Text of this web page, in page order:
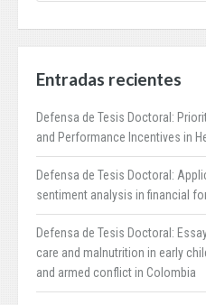
Entradas recientes
Defensa de Tesis Doctoral:
and Performance Incentives in
Defensa de Tesis Doctoral:
sentiment analysis in financial
Defensa de Tesis Doctoral:
care and malnutrition in early
and armed conflict in Colombia